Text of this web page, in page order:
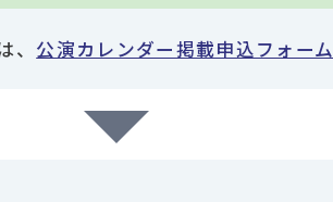
公演カレンダー掲載申込フォーム